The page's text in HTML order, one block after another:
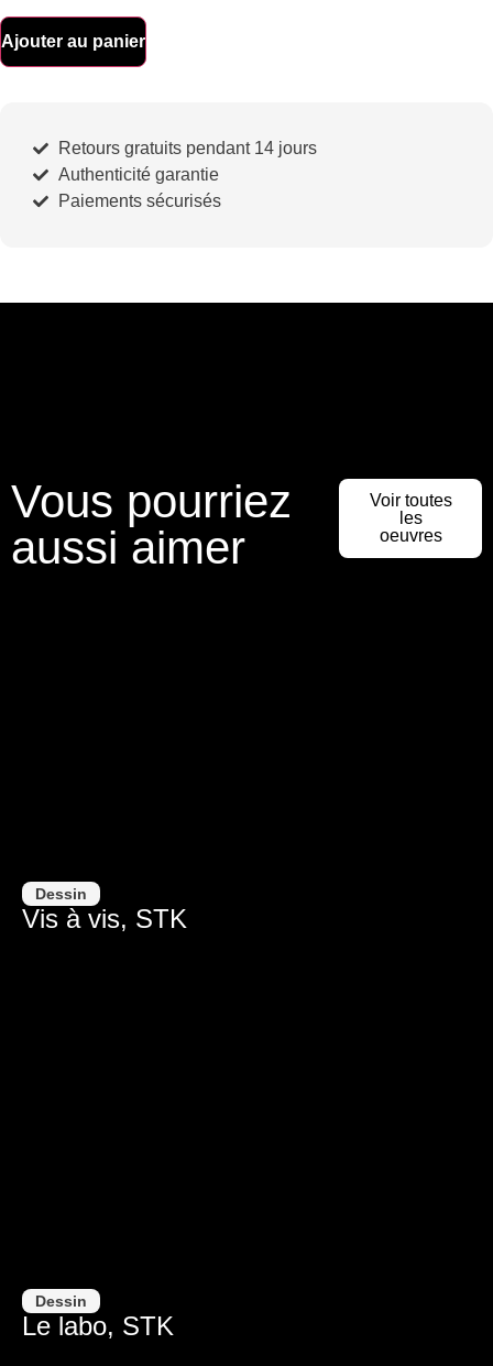
Ajouter au panier
Retours gratuits pendant 14 jours
Authenticité garantie
Paiements sécurisés
Vous pourriez
aussi aimer
Voir toutes
les
oeuvres
Dessin
Vis à vis, STK
Dessin
Le labo, STK